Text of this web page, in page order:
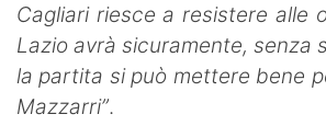
Cagliari riesce a resistere alle
Lazio avrà sicuramente, senza
la partita si può mettere bene
Mazzarri”.